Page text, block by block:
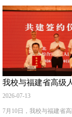
力，为我校筑牢思政育人
生工作新生动能、推动育
效奠定了坚实基础。 （供
工作部、党委武装部、学
瑞 审核：蒋国纲）
双方就深化产学研合作、
技术法律应用协同创新中
作协议。重点实验室主任
事、二级教授洪增林，重
级工程师张俊良、项目办
主任史军兴，经济法学院
院）院长党雷研究员等参
林教授详细介绍了实验室
讨，重点围绕遥感技术法
2026-07-13
7月10日，我校与福建省